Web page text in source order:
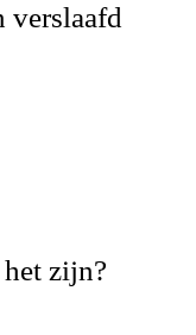
verslaafd
zijn?